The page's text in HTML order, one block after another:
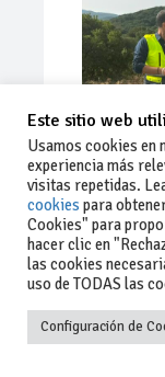
La
A381
Este sitio web
Usamos cookies
experiencia más
visitas repetidas.
cookies para
Cookies" para
hacer clic en
las cookies
uso de TODAS las
Configuración de